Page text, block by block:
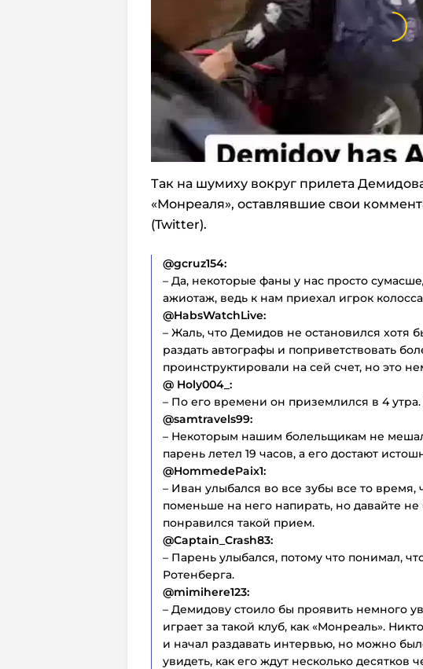
Так на шумиху вокруг прилета
«Монреаля», оставлявшие свои
(Twitter).
@gcruz154:
– Да, некоторые фаны у нас просто
ажиотаж, ведь к нам приехал игрок
@HabsWatchLive:
– Жаль, что Демидов не остановился хотя
раздать автографы и поприветствовать
проинструктировали на сей счет, но это
@ Holy004_:
– По его времени он приземлился в 4 утра.
@samtravels99:
– Некоторым нашим болельщикам не
парень летел 19 часов, а его достают
@HommedePaix1:
– Иван улыбался во все зубы все то
поменьше на него напирать, но давайте не
понравился такой прием.
@Captain_Crash83:
– Парень улыбался, потому что понимал,
Ротенберга.
@mimihere123:
– Демидову стоило бы проявить немного
играет за такой клуб, как «Монреаль».
и начал раздавать интервью, но можно
увидеть, как его ждут несколько десятков